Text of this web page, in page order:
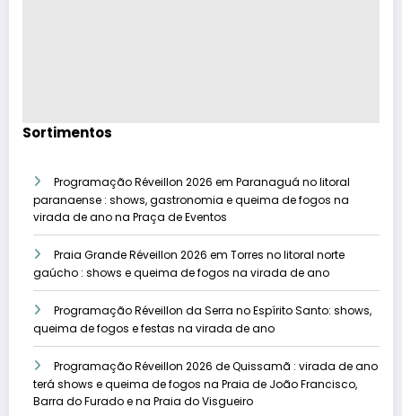
Sortimentos
Programação Réveillon 2026 em Paranaguá no litoral
paranaense : shows, gastronomia e queima de fogos na
virada de ano na Praça de Eventos
Praia Grande Réveillon 2026 em Torres no litoral norte
gaúcho : shows e queima de fogos na virada de ano
Programação Réveillon da Serra no Espírito Santo: shows,
queima de fogos e festas na virada de ano
Programação Réveillon 2026 de Quissamã : virada de ano
terá shows e queima de fogos na Praia de João Francisco,
Barra do Furado e na Praia do Visgueiro